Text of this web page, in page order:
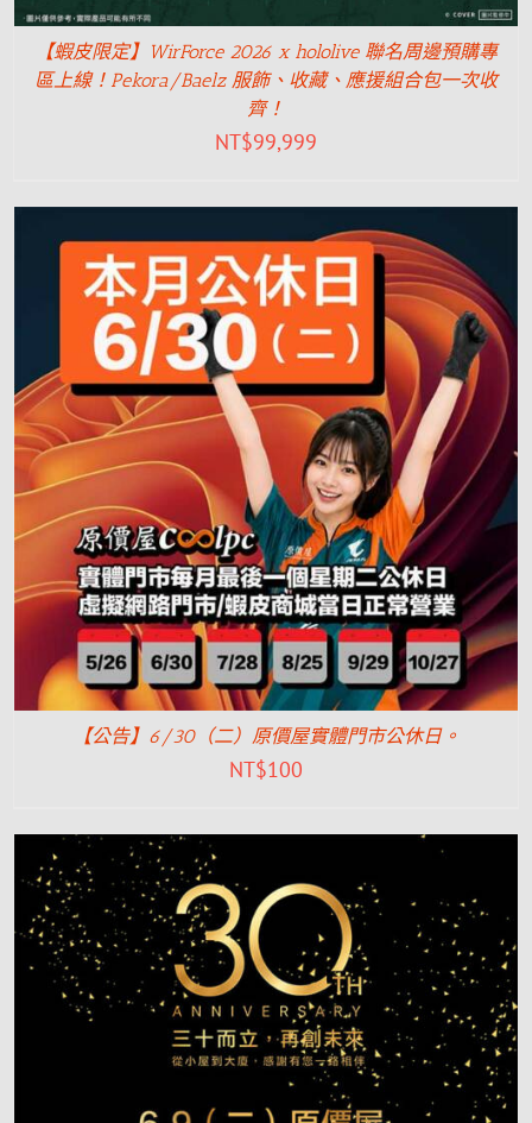
【蝦皮限定】WirForce 2026 x hololive 聯名周邊預購專
區上線！Pekora/Baelz 服飾、收藏、應援組合包一次收
齊！
NT$99,999
【公告】6/30（二）原價屋實體門市公休日。
NT$100